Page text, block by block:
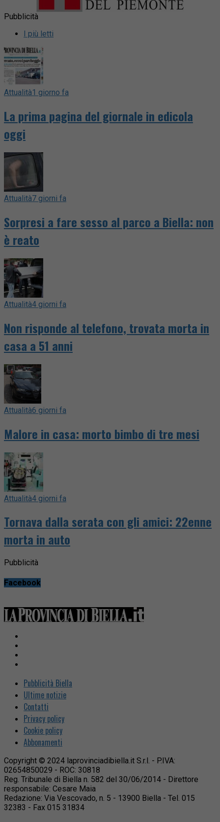
Pubblicità
I più letti
Attualità1 giorno fa
La prima pagina del giornale in edicola
oggi
Attualità7 giorni fa
Sorpresi a fare sesso al parco a Biella: non
è reato
Attualità4 giorni fa
Non risponde al telefono, trovata morta in
casa a 51 anni
Attualità6 giorni fa
Malore in casa: morto bimbo di tre mesi
Attualità4 giorni fa
Tornava dalla serata con gli amici: 22enne
morta in auto
Pubblicità
Facebook
Pubblicità Biella
Ultime notizie
Contatti
Privacy policy
Cookie policy
Abbonamenti
Copyright © 2024 laprovinciadibiella.it S.r.l. - P.IVA:
02654850029 - ROC: 30818
Reg. Tribunale di Biella n. 582 del 30/06/2014 - Direttore
responsabile: Cesare Maia
Redazione: Via Vescovado, n. 5 - 13900 Biella - Tel. 015
32383 - Fax 015 31834